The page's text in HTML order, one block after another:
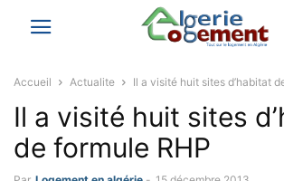
Accueil Actualite Il a visité huit sites d’habitat
Il a visité huit sites
de formule RHP